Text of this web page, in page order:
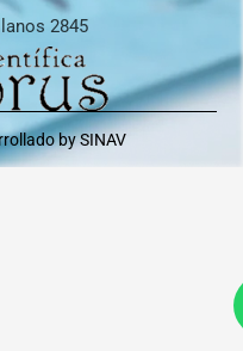
2845
by SINAV